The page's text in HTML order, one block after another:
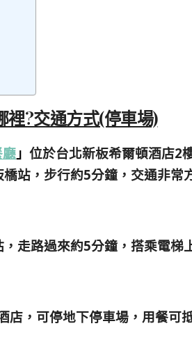
?交通方式(停車場)
」 位於台北新板希爾頓酒店2
站，步行約5分鐘，交通非常
走路過來約5分鐘，搭乘電梯
，可停地下停車場，用餐可